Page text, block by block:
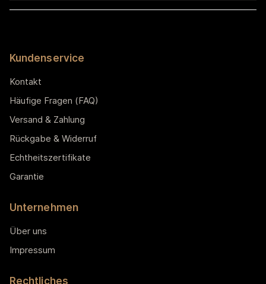
Kundenservice
Kontakt
Häufige Fragen (FAQ)
Versand & Zahlung
Rückgabe & Widerruf
Echtheitszertifikate
Garantie
Unternehmen
Über uns
Impressum
Rechtliches